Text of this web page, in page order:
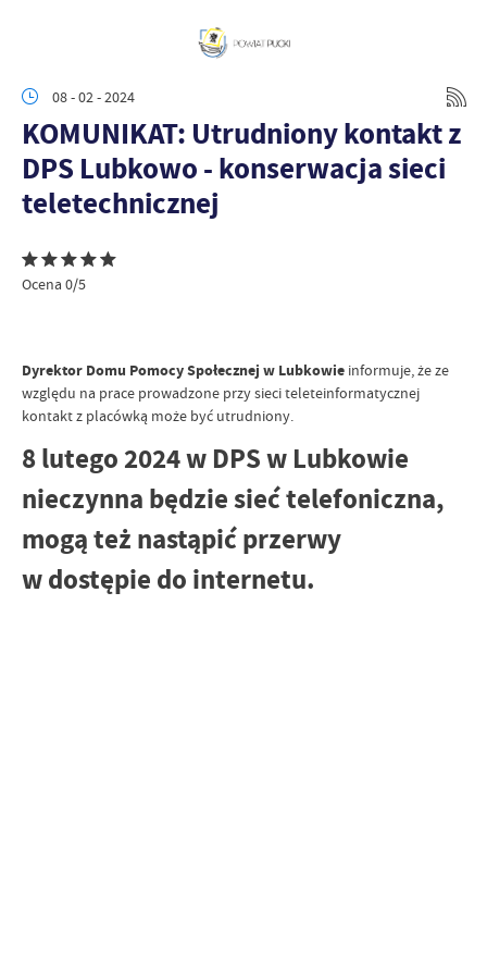
08 - 02 - 2024
KOMUNIKAT: Utrudniony kontakt z
DPS Lubkowo - konserwacja sieci
teletechnicznej
Ocena 0/5
Dyrektor Domu Pomocy Społecznej w Lubkowie informuje, że ze
względu na prace prowadzone przy sieci teleteinformatycznej
kontakt z placówką może być utrudniony.
8 lutego 2024 w DPS w Lubkowie
nieczynna będzie sieć telefoniczna,
mogą też nastąpić przerwy
w dostępie do internetu.